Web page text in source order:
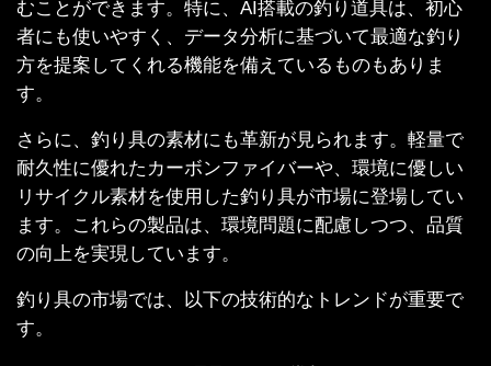
むことができます。特に、AI搭載の釣り道具は、初心
者にも使いやすく、データ分析に基づいて最適な釣り
方を提案してくれる機能を備えているものもありま
す。
さらに、釣り具の素材にも革新が見られます。軽量で
耐久性に優れたカーボンファイバーや、環境に優しい
リサイクル素材を使用した釣り具が市場に登場してい
ます。これらの製品は、環境問題に配慮しつつ、品質
の向上を実現しています。
釣り具の市場では、以下の技術的なトレンドが重要で
す。